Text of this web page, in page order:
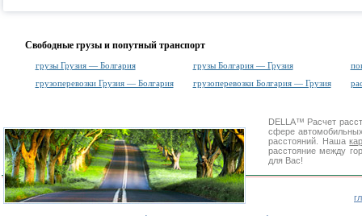
Свободные грузы и попутный транспорт
грузы Грузия — Болгария грузы Болгария — Грузия
грузоперевозки Грузия — Болгария
грузоперевозки Болгария — Грузия
DELLA™ Расчет
сфере
расстояний. Наша
расстояние между
для Вас!